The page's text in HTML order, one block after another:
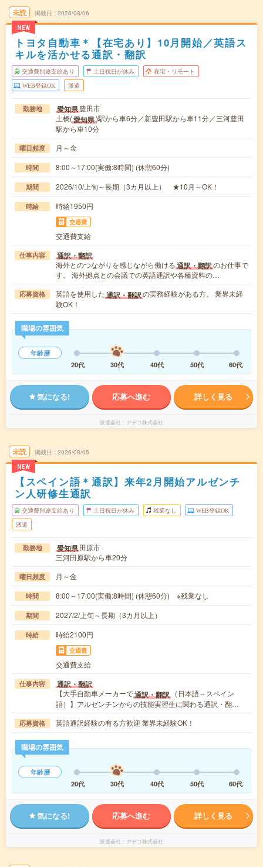
未読
NEW
掲載日 2026/08/06
トヨタ自動車＊【在宅あり】10月開始／英語ス
キルを活かせる通訳・翻訳
交通費別途支給あり 土日祝日が休み 在宅・リモート
WEB登録OK 派遣
勤務地 愛知県豊田市
土橋(愛知県)駅から車6分／新豊田駅から車11分／三河豊田
駅から車10分
曜日頻度 月～金
時間 8:00～17:00(実働:8時間) (休憩60分)
期間 2026/10/上旬～長期（3カ月以上） ★10月～OK！
時給 時給1950円
交通費
交通費支給
仕事内容 通訳・翻訳
海外とのつながりを感じながら働ける通訳・翻訳のお仕事で
す。 海外拠点との会議での英語通訳や各種資料の…
応募資格 英語を使用した通訳・翻訳の実務経験がある方。 業界未経
験OK！
職場の雰囲気
年齢層
20代
30代 40代 50代 60代
気になる! 応募へ進む 詳しく見る
派遣会社 アデコ株式会社
未読
NEW
掲載日 2026/08/05
【スペイン語＊通訳】来年2月開始アルゼンチ
ン人研修生通訳
交通費別途支給あり 土日祝日が休み 残業なし WEB登録OK
派遣
勤務地 愛知県田原市
三河田原駅から車20分
曜日頻度 月～金
時間 8:00～17:00(実働:8時間) (休憩60分) ※残業なし
期間 2027/2/上旬～長期（3カ月以上）
時給 時給2100円
交通費
交通費支給
仕事内容 通訳・翻訳
【大手自動車メーカーで通訳・翻訳 （日本語⇔スペイン
語）】アルゼンチンからの技能実習生に関わる通訳・翻…
応募資格 英語通訳経験の有る方歓迎 業界未経験OK！
職場の雰囲気
年齢層
20代
30代 40代 50代 60代
気になる! 応募へ進む 詳しく見る
派遣会社 アデコ株式会社